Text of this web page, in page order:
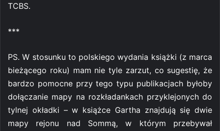
TCBS.
***
PS. W stosunku to polskiego wydania książki (z marca
bieżącego roku) mam nie tyle zarzut, co sugestię, że
bardzo pomocne przy tego typu publikacjach byłoby
dołączanie mapy na rozkładankach przyklejonych do
tylnej okładki – w książce Gartha znajdują się dwie
mapy rejonu nad Sommą, w którym przebywał